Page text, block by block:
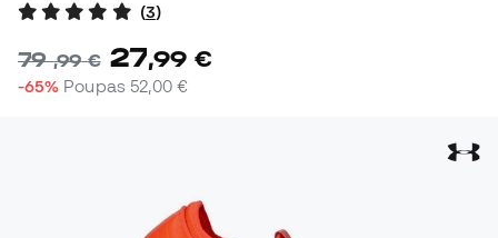
(3)
79,99 € 27,99 €
-65% Poupas 52,00 €